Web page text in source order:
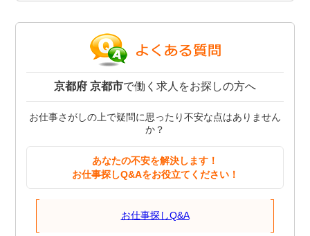
京都府 京都市で働く求人をお探しの方へ
お仕事さがしの上で疑問に思ったり不安な点はありません
か？
あなたの不安を解決します！
お仕事探しQ&Aをお役立てください！
お仕事探しQ&A